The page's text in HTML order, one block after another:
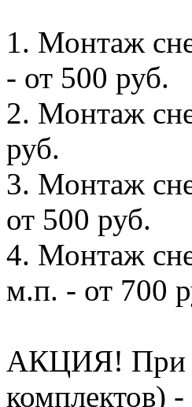
1. Монтаж
- от 500 руб.
2. Монтаж
руб.
3. Монтаж
от 500 руб.
4. Монтаж
м.п. - от 700
АКЦИЯ! При
комплектов)